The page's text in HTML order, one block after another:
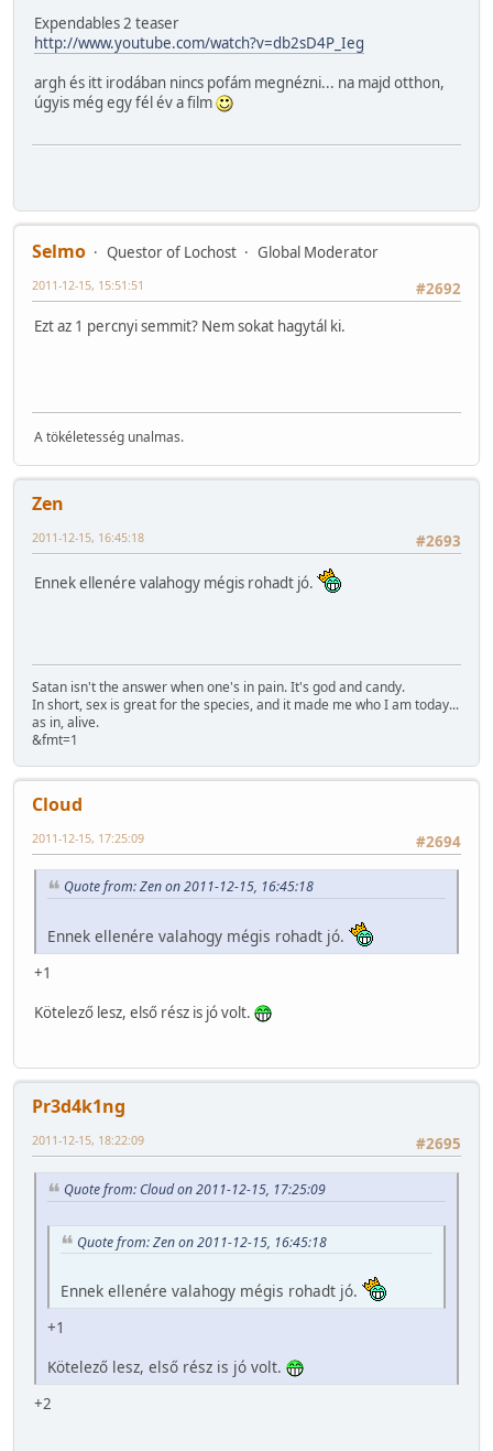
Expendables 2 teaser
http://www.youtube.com/watch?v=db2sD4P_Ieg
argh és itt irodában nincs pofám megnézni... na majd otthon,
úgyis még egy fél év a film
Selmo Questor of Lochost
Global Moderator
#2692
2011-12-15, 15:51:51
Ezt az 1 percnyi semmit? Nem sokat hagytál ki.
A tökéletesség unalmas.
Zen
#2693
2011-12-15, 16:45:18
Ennek ellenére valahogy mégis rohadt jó.
Satan isn't the answer when one's in pain. It's god and candy.
In short, sex is great for the species, and it made me who I am today...
as in, alive.
&fmt=1
Cloud
#2694
2011-12-15, 17:25:09
Quote from: Zen on 2011-12-15, 16:45:18
Ennek ellenére valahogy mégis rohadt jó.
+1
Kötelező lesz, első rész is jó volt.
Pr3d4k1ng
#2695
2011-12-15, 18:22:09
Quote from: Cloud on 2011-12-15, 17:25:09
Quote from: Zen on 2011-12-15, 16:45:18
Ennek ellenére valahogy mégis rohadt jó.
+1
Kötelező lesz, első rész is jó volt.
+2